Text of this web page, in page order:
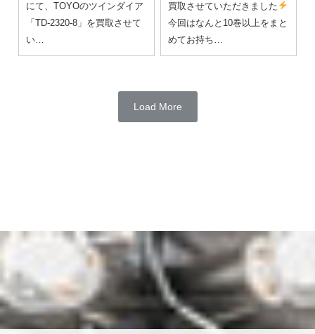
にて、TOYOのツインダイア
「TD-2320-8」を買取させて
い…
買取させていただきました
今回はなんと10巻以上をまと
めてお持ち…
Load More